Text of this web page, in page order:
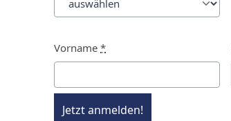
Vorname *
Jetzt anmelden!